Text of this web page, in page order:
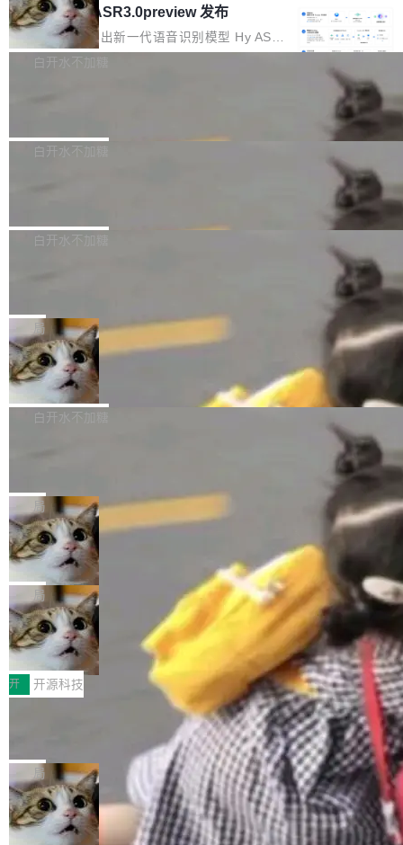
理解大规模代码仓时面临显著"代码仓理解"瓶
颈。 代码仓深度理解服务（以下简称" CodeBas
e深度理解服务"）是华为云码道（CodeA...
数据。2024年9月3日下午4点，他使用此前登录
的账号密码进入A集群，输入了一条被程序员圈
称为"删库跑路"的命令——最高管理员权限、无
自研的多个文生3D和...
oE 架构的大模型，好用到让人上瘾，但 GPU 显
存永远不够用。 Cloudflare 的 Workers AI 团队
一直在跑这些模型的推理。他们在官方博客上发
整性保护。效果是：吞吐量提升 41%，每 token
腾讯混元 Hy ASR3.0preview 发布
腾讯混元正式推出新一代语音识别模型 Hy ASR
3.0preview。基于最新一代大语言模型 Hy3 的
让语音识别不再只是听清，而是真正听懂。通过
w 不要求标准普通话，方言识别覆盖粤语、吴语
白开水不加糖
新和少量网页兼容性修复版本。 Changes/fixe
容提供的字体时出现的几个问题 为避免音频加
质的最低采样率）的音频格式将被拒绝 修复了 C
SS 圆角虚线样式中可能存在的问题 如果表单中
的图像元素不在同一个子树中，则它们将不再关
联 加...
白开水不加糖
发布的 Release Notes，他利用 AI 工具（如 Co
最强的若干项。对于尚未正式发版的 PG 19，则
通过拉取过去一年内（从 PG 18 Beta1 时间点
至今）的所有 commit，同样交由 AI 分析提炼。
经过人工复核，准确度令人满意。这一方法也为
社区爱好者提供了高效跟踪新版本的思路。
白开水不加糖
维护工作一直与我的日常工作、家务、社交生活
和休闲娱乐竞争时间。" 这是 libexpat 维护者 S
ebastian Pipping 写在博客里的话。8 月 4 日，
他宣布了一个新消息：从 2026 年 8 月 1 日起，
他可以全职维护 libexpat 了，最长 6 个月。发
库之一。你的操作系统、浏览器、无数的基础设
施软件，很可能都在用它。而过去十年，维护它
的人一直在用业余...
局
Firefox 153.0.3 发布
Firefox 153.0.3 现已发布，具体更新内容如
下： New Smart Window 包含多项增强功能：
gi?id=2019042">Bug&nbsp;2019042</a>）</l
i> <li>现在，助手可以直接使用 Exa 的网络搜索
结果回答问题，而无需将问题转交给搜索引擎。
（<a href="https://bugzilla.mozilla.org/show_
bug.cgi?id=204...
白开水不加糖
的 npm 包。项目的核心论点是：容器不适合 Ag
ent 计算。真正适合的，是 Isolate。 Cloudflare
工程师在这件事上没什么可谦虚的——他们用 W
orkers 跑了十年 Isolate。用 CEO Matthew Pri
nce 的话说：「我们一生都在用 Isolate 运行代
码，而 AI Agent 不需要容器，它们需要的是 Iso
late。」 容器为什么不合适 容器的问题在于启动
和销毁都太重了。一个 Agent 要执行的任务可能
只需要几毫秒的 CPU 时间，但容器从冷启动到
就绪要花数秒。如果未来有十...
局
OpenAI 公开邮件和聊天记录回应苹果
诉讼，称“Apple is getting this wron
g”
上个月，苹果一纸诉状把 OpenAI 告上法庭，指
控其挖角苹果前员工并窃取商业秘密。苹果的诉
状把 OpenAI 描述成一个系统性地从前东家挖
人、套取机密信息的对手。 OpenAI 没发律师
函，也没选择庭外沉默。它在官网贴了一篇博
文，标题只有六个字：Apple is getting this wro
ng。 然后，它把邮件往来和 iMessage 聊天记
录全贴了出来。 他发错人了 苹果外部律师 Gabr
iel Gross 来自 Weil 律所，2 月 23 日下午 5:53
给 OpenAI 总法律顾问 Che Chang 发了封邮
件，附了一封长信，要求 OpenAI 配合调查前苹
果员工带走机密信...
局
HUAWEI MatePad Edge上架WorkBu
ddy鸿蒙PC版，说话就能干活的AI办公
搭子
全能AI工作台WorkBuddy鸿蒙PC版上架HUAWE
I MatePad Edge应用市场，直接下载即可使
用，与鸿蒙电脑上的体验一致。值得一提的是，
这是目前市面上唯一支持平板接入WorkBuddy P
C版的产品，搭载“人机双写”重磅功能——你写
你的，AI写AI的，同屏协作互不干扰。一句话让
AI帮你干活，现在开启全新体验！ 温馨提示：
体验WorkBuddy鸿蒙PC版前，请将 HUAWEI M
atePad Edge 升级至 HarmonyOS 6.1.0.135S
开 开源科技
FFmpeg 9.0 发布：代号“Lei”，以此纪
全球知名开源多媒体框架 FFmpeg 今天正式发
布了 9.0 版本。这个版本除了带来新一代音视频
处理能力和硬件加速支持之外，还有一个特殊之
处：FFmpeg 9.0 的代号是“Lei”。 这个名字，
来自中国开发者雷霄骅（Lei Xiaohua）。 对于
局
亚马逊成本失控：AI 写代码烧掉 1215
万元，超预算 860%
外媒近日曝光了亚马逊的多份内部报告显示，AI